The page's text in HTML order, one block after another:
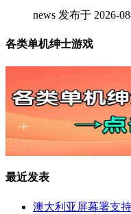
news 发布于 2026-
各类单机绅士游戏
最近发表
澳大利亚屏幕署支